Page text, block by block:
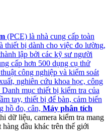
(PCE) là nhà cung cấp toàn
thiết bị dành cho việc đo lường,
lập bởi các kỹ sư người
cấp hơn 500 dụng cụ thử
công nghiệp và kiểm soát
nghiên cứu khoa học, công
mục thiết bị kiểm tra của
tay, thiết bị để bàn, cảm biến
hồ đo, cân, Máy phân tích
dữ liệu, camera kiểm tra mang
đầu khác trên thế giới